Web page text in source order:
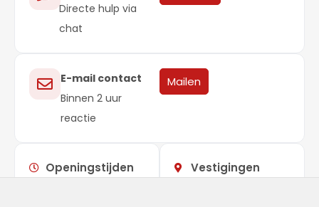
Directe hulp via
chat
E-mail contact
Binnen 2 uur
reactie
Mailen
Openingstijden Vestigingen